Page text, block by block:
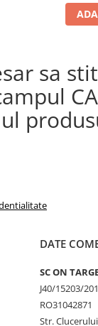
sa
DATE
SC ON
J40/15203/
RO31042871
Str.